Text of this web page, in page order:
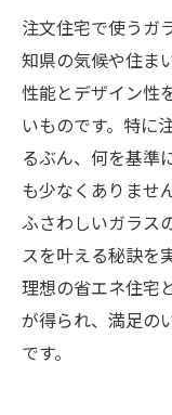
注文住宅で使うガ
知県の気候や住ま
性能とデザイン性
いものです。特に
るぶん、何を基準
も少なくありませ
ふさわしいガラス
スを叶える秘訣を
理想の省エネ住宅
が得られ、満足の
です。